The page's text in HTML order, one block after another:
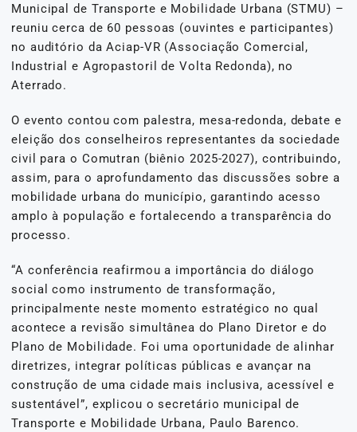
Municipal de Transporte e Mobilidade Urbana (STMU) –
reuniu cerca de 60 pessoas (ouvintes e participantes)
no auditório da Aciap-VR (Associação Comercial,
Industrial e Agropastoril de Volta Redonda), no
Aterrado.
O evento contou com palestra, mesa-redonda, debate e
eleição dos conselheiros representantes da sociedade
civil para o Comutran (biênio 2025-2027), contribuindo,
assim, para o aprofundamento das discussões sobre a
mobilidade urbana do município, garantindo acesso
amplo à população e fortalecendo a transparência do
processo.
“A conferência reafirmou a importância do diálogo
social como instrumento de transformação,
principalmente neste momento estratégico no qual
acontece a revisão simultânea do Plano Diretor e do
Plano de Mobilidade. Foi uma oportunidade de alinhar
diretrizes, integrar políticas públicas e avançar na
construção de uma cidade mais inclusiva, acessível e
sustentável”, explicou o secretário municipal de
Transporte e Mobilidade Urbana, Paulo Barenco.